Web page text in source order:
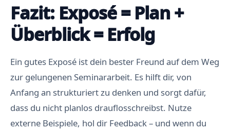
Fazit: Exposé = Plan +
Überblick = Erfolg
Ein gutes Exposé ist dein bester Freund auf dem Weg
zur gelungenen Seminararbeit. Es hilft dir, von
Anfang an strukturiert zu denken und sorgt dafür,
dass du nicht planlos drauflosschreibst. Nutze
externe Beispiele, hol dir Feedback – und wenn du